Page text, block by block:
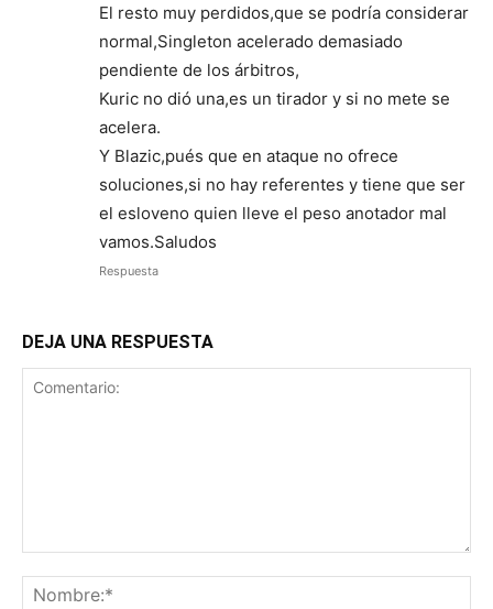
El resto muy perdidos,que se podría considerar
normal,Singleton acelerado demasiado
pendiente de los árbitros,
Kuric no dió una,es un tirador y si no mete se
acelera.
Y Blazic,pués que en ataque no ofrece
soluciones,si no hay referentes y tiene que ser
el esloveno quien lleve el peso anotador mal
vamos.Saludos
Respuesta
DEJA UNA RESPUESTA